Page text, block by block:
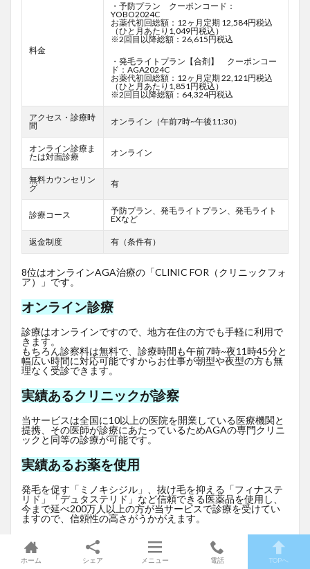
料金
・予防プラン クーポンコード：
YOBO2024C
お薬代初回総額：12ヶ月定期 12,584円税込
（ひと月あたり1,049円税込）
※2回目以降総額：26,615円税込
・発毛ライトプラン【合剤】 クーポンコー
ド：AGA2024C
お薬代初回総額：12ヶ月定期 22,121円税込
（ひと月あたり1,851円税込）
※2回目以降総額：64,324円税込
アクセス・診療時
間
オンライン（午前7時~午後11:30）
オンライン診療ま
たは対面診療
オンライン
無料カウンセリン
グ
有
診療コース
予防プラン、発毛ライトプラン、発毛ライト
EXなど
返金制度 有（条件有）
8位はオンラインAGA治療の「CLINIC FOR（クリニックフォ
ア）」です。
オンライン診療
診療はオンラインですので、地方在住の方でも手軽に利用で
きます。
もちろん診察料は無料で、診療時間も午前7時~夜11時45分と
幅広い時間に対応可能ですからお仕事が朝型や夜型の方も無
理なく受診できます。
実績あるクリニックが診察
当サービスは全国に10以上の医院を開業している医療機関と
提携、その医師が診療にあたっているためAGAの専門クリニ
ックと同等の診療が可能です。
実績あるお薬を使用
発毛を促す「ミノキシジル」、抜け毛を抑える「フィナステ
リド」「デュタステリド」など信頼できる医薬品を使用し、
今まで延べ200万人以上の方が当サービスで診療を受けてい
ますので、信頼性の高さがうかがえます。
料金もリーズナブルで予算的にもとてもうれしいですね。初
月無料クーポンもあります。
ホーム シェア メニュー 電話 TOPへ